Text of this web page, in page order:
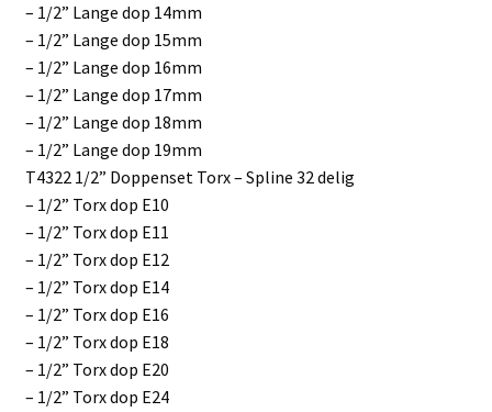
– 1/2” Lange dop 14mm
– 1/2” Lange dop 15mm
– 1/2” Lange dop 16mm
– 1/2” Lange dop 17mm
– 1/2” Lange dop 18mm
– 1/2” Lange dop 19mm
T4322 1/2” Doppenset Torx – Spline 32 delig
– 1/2” Torx dop E10
– 1/2” Torx dop E11
– 1/2” Torx dop E12
– 1/2” Torx dop E14
– 1/2” Torx dop E16
– 1/2” Torx dop E18
– 1/2” Torx dop E20
– 1/2” Torx dop E24